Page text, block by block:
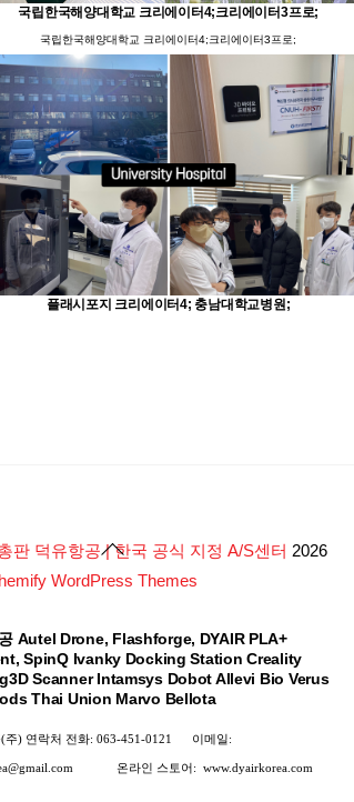
국립한국해양대학교 크리에이터4;크리에이터3프로;
국립한국해양대학교 크리에이터4;크리에이터3프로;
플래시포지 크리에이터4; 충남대학교병원;
Back
판 덕유항공 | 한국 공식 지정 A/S센터 2026
WordPress Themes
Autel Drone, Flashforge, DYAIR PLA+
SpinQ Ivanky Docking Station Creality
Scanner Intamsys Dobot Allevi Bio Verus
Thai Union Marvo Bellota
주) 연락처 전화: 063-451-0121 이메일:
온라인 스토어: www.dyairkorea.com